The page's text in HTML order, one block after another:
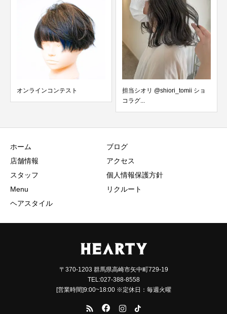
担当シオリ @shiori_tomii ショ
コラグ...
フラッシュネイル︎︎
ホーム
店舗情報
スタッフ
Menu
ヘアスタイル
ブログ
アクセス
個人情報保護方針
リクルート
〒370-1203 群馬県高崎市矢中町729-19
TEL:027-388-8558
[営業時間]9:00~18:00 ※定休日：毎週火曜